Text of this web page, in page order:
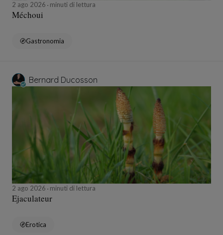
2 ago 2026 minuti di lettura
Méchoui
Gastronomia
Bernard Ducosson
2 ago 2026 minuti di lettura
Ejaculateur
Erotica